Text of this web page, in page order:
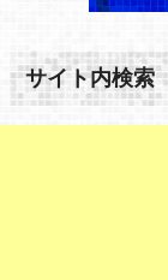
サイト内検索